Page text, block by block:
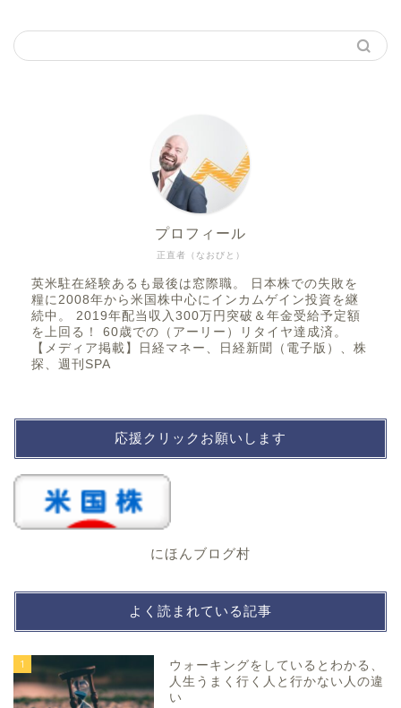
正直者（なおびと）
プロフィール
英米駐在経験あるも最後は窓際職。 日本株での失敗を
糧に2008年から米国株中心にインカムゲイン投資を継
続中。 2019年配当収入300万円突破＆年金受給予定額
を上回る！ 60歳での（アーリー）リタイヤ達成済。
【メディア掲載】日経マネー、日経新聞（電子版）、株
探、週刊SPA
応援クリックお願いします
にほんブログ村
よく読まれている記事
1
ウォーキングをしているとわかる、
人生うまく行く人と行かない人の違
い